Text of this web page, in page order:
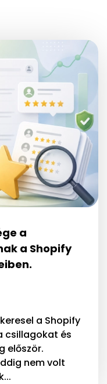
a
a Shopify
a Shopify
csillagokat és
először.
nem volt